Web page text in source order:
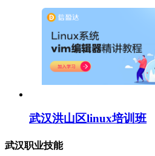
武汉洪山区linux培训班
武汉职业技能